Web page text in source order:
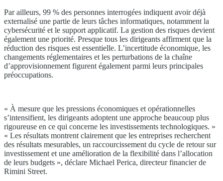
Par ailleurs, 99 % des personnes interrogées indiquent avoir déjà
externalisé une partie de leurs tâches informatiques, notamment la
cybersécurité et le support applicatif. La gestion des risques devient
également une priorité. Presque tous les dirigeants affirment que la
réduction des risques est essentielle. L’incertitude économique, les
changements réglementaires et les perturbations de la chaîne
d’approvisionnement figurent également parmi leurs principales
préoccupations.
« À mesure que les pressions économiques et opérationnelles
s’intensifient, les dirigeants adoptent une approche beaucoup plus
rigoureuse en ce qui concerne les investissements technologiques. »
« Les résultats montrent clairement que les entreprises recherchent
des résultats mesurables, un raccourcissement du cycle de retour sur
investissement et une amélioration de la flexibilité dans l’allocation
de leurs budgets », déclare Michael Perica, directeur financier de
Rimini Street.